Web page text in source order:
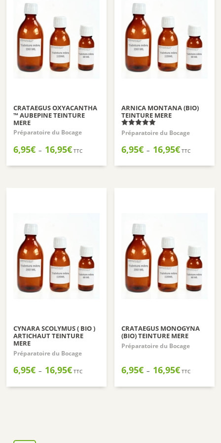
CRATAEGUS OXYACANTHA
™ AUBEPINE TEINTURE
MERE
Préparatoire du Bocage
6,95€ – 16,95€Plage
prix :
TTC
ARNICA MONTANA (BIO)
TEINTURE MERE
Note
5.00
Préparatoire du Bocage
6,95€ – 16,95€Plage
prix :
TTC
CYNARA SCOLYMUS ( BIO )
ARTICHAUT TEINTURE
MERE
Préparatoire du Bocage
6,95€ – 16,95€Plage
prix :
TTC
CRATAEGUS MONOGYNA
(BIO) TEINTURE MERE
Préparatoire du Bocage
6,95€ – 16,95€Plage
prix :
TTC